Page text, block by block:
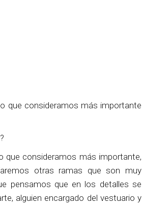
que consideramos más importante
que consideramos más importante,
otras ramas que son muy
pensamos que en los detalles se
alguien encargado del vestuario y